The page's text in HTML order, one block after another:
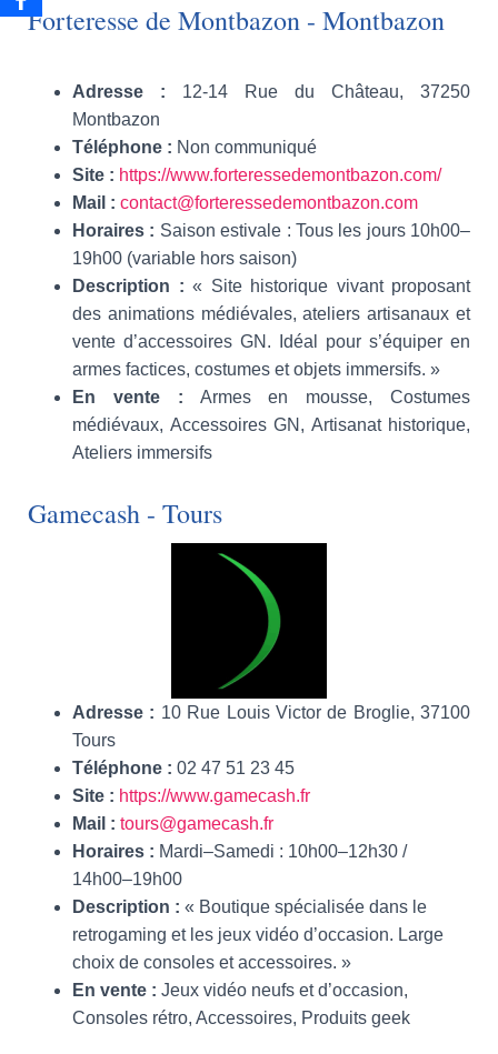
Forteresse de Montbazon - Montbazon
Adresse : 12-14 Rue du Château, 37250
Montbazon
Téléphone : Non communiqué
Site : https://www.forteressedemontbazon.com/
Mail : contact@forteressedemontbazon.com
Horaires : Saison estivale : Tous les jours 10h00–
19h00 (variable hors saison)
Description : « Site historique vivant proposant
des animations médiévales, ateliers artisanaux et
vente d’accessoires GN. Idéal pour s’équiper en
armes factices, costumes et objets immersifs. »
En vente : Armes en mousse, Costumes
médiévaux, Accessoires GN, Artisanat historique,
Ateliers immersifs
Gamecash - Tours
Adresse : 10 Rue Louis Victor de Broglie, 37100
Tours
Téléphone : 02 47 51 23 45
Site : https://www.gamecash.fr
Mail : tours@gamecash.fr
Horaires : Mardi–Samedi : 10h00–12h30 /
14h00–19h00
Description : « Boutique spécialisée dans le
retrogaming et les jeux vidéo d’occasion. Large
choix de consoles et accessoires. »
En vente : Jeux vidéo neufs et d’occasion,
Consoles rétro, Accessoires, Produits geek